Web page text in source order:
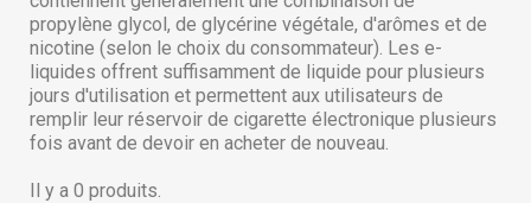
propylène glycol, de glycérine végétale, d'arômes et de
nicotine (selon le choix du consommateur). Les e-
liquides offrent suffisamment de liquide pour plusieurs
jours d'utilisation et permettent aux utilisateurs de
remplir leur réservoir de cigarette électronique plusieurs
fois avant de devoir en acheter de nouveau.
Il y a 0 produits.